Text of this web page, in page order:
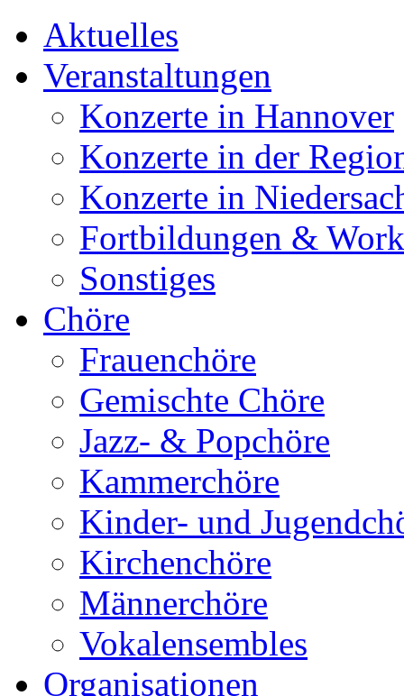
Aktuelles
Veranstaltungen
Konzerte in Hannover
Konzerte in der
Konzerte in
Fortbildungen &
Sonstiges
Chöre
Frauenchöre
Gemischte Chöre
Jazz- & Popchöre
Kammerchöre
Kinder- und
Kirchenchöre
Männerchöre
Vokalensembles
Organisationen